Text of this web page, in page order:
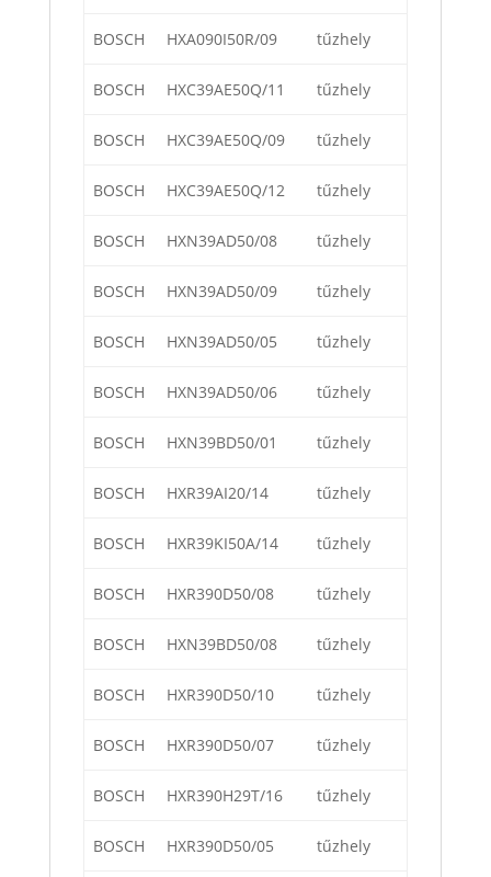
BOSCH HXA090I50R/09 tűzhely
BOSCH HXC39AE50Q/11 tűzhely
BOSCH HXC39AE50Q/09 tűzhely
BOSCH HXC39AE50Q/12 tűzhely
BOSCH HXN39AD50/08 tűzhely
BOSCH HXN39AD50/09 tűzhely
BOSCH HXN39AD50/05 tűzhely
BOSCH HXN39AD50/06 tűzhely
BOSCH HXN39BD50/01 tűzhely
BOSCH HXR39AI20/14 tűzhely
BOSCH HXR39KI50A/14 tűzhely
BOSCH HXR390D50/08 tűzhely
BOSCH HXN39BD50/08 tűzhely
BOSCH HXR390D50/10 tűzhely
BOSCH HXR390D50/07 tűzhely
BOSCH HXR390H29T/16 tűzhely
BOSCH HXR390D50/05 tűzhely